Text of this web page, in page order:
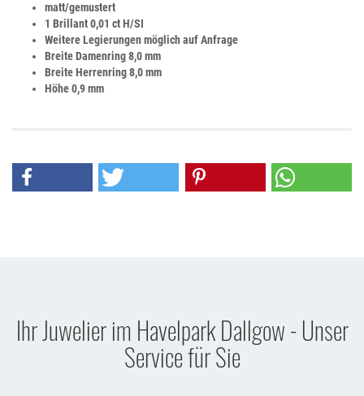
matt/gemustert
1 Brillant 0,01 ct H/SI
Weitere Legierungen möglich auf Anfrage
BreiteDamenring 8,0 mm
Breite Herrenring 8,0 mm
Höhe 0,9 mm
Ihr Juwelier im Havelpark Dallgow - Unser
Service für Sie